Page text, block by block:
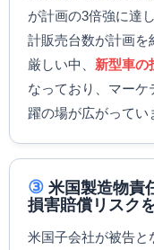
が計画の3倍強に達
計販売台数が計画を
厳しい中、 新型車の
なっており、マー
躍の場が広がってい
③ 米国製造物責
損害賠償リスク
米国子会社が被告と